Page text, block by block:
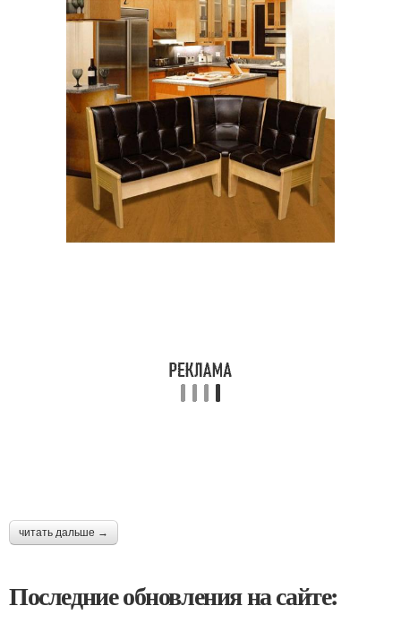
читать дальше →
Последние обновления на сайте: